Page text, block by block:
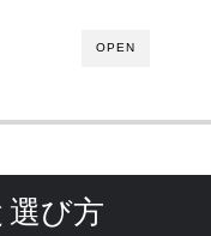
OPEN
び方